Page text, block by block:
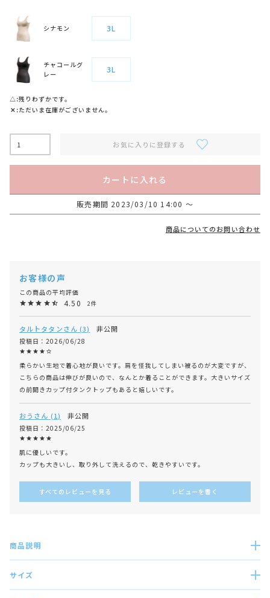
シナモン 3L
チャコールグ
レー
3L
△ 残りわずかです。
✕ ただいま在庫がございません。
お気に入りに登録する
カートに入れる
販売期間 2023/03/10 14:00 〜
商品についてのお問い合わせ
4.50 2
タルトタタン 3 非公開
投稿日 2026/06/28
柔らかい生地で着心地が良いです。肩を怪我してしまい被るのが大変ですが、
こちらの商品は伸びが良いので、なんとか着ることができます。大きいサイズ
の前開きカップ付タンクトップもあると嬉しいです。
おう 1 非公開
投稿日 2025/06/25
肌に優しいです。
カップも大きいし、取り外して洗えるので、乾きやすいです。
すべてのレビューを見る レビューを書く
商品説明
サイズ